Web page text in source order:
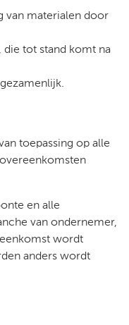
van materialen door
tot stand komt na
toepassing op alle
en alle
van ondernemer,
wordt
anders wordt